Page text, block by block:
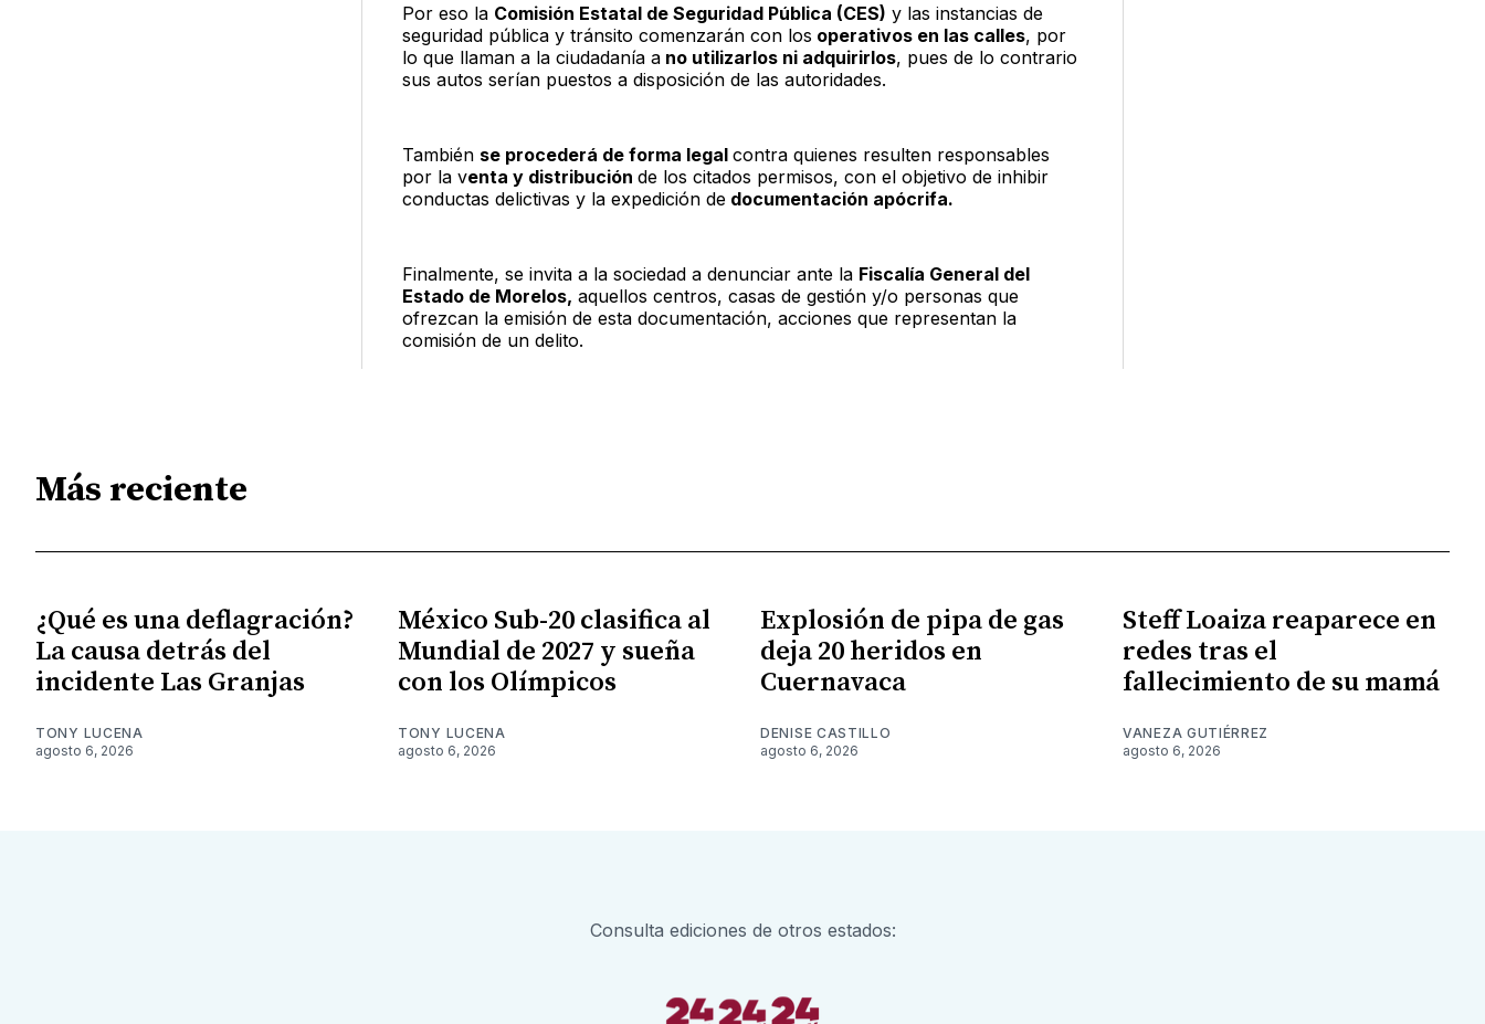
Por eso la Comisión Estatal de Seguridad Pública (CES) y las instancias de
seguridad pública y tránsito comenzarán con los operativos en las calles, por
lo que llaman a la ciudadanía ano utilizarlos ni adquirirlos, pues de lo contrario
sus autos serían puestos a disposición de las autoridades.
También se procederá de forma legal contra quienes resulten responsables
por la venta y distribución de los citados permisos, con el objetivo de inhibir
conductas delictivas y la expedición dedocumentación apócrifa.
Finalmente, se invita a la sociedad a denunciar ante la Fiscalía General del
Estado de Morelos, aquellos centros, casas de gestión y/o personas que
ofrezcan la emisión de esta documentación, acciones que representan la
comisión de un delito.
Más reciente
¿Qué es una deflagración?
La causa detrás del
incidente Las Granjas
TONY LUCENA
agosto 6, 2026
México Sub-20 clasifica al
Mundial de 2027 y sueña
con los Olímpicos
TONY LUCENA
agosto 6, 2026
Explosión de pipa de gas
deja 20 heridos en
Cuernavaca
DENISE CASTILLO
agosto 6, 2026
Steff Loaiza reaparece en
redes tras el
fallecimiento de su mamá
VANEZA GUTIÉRREZ
agosto 6, 2026
Consulta ediciones de otros estados: